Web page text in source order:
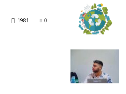
0
1981